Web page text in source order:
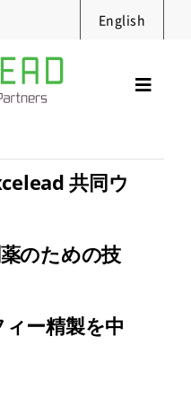
English
共同ウ
のための技
ー精製を中